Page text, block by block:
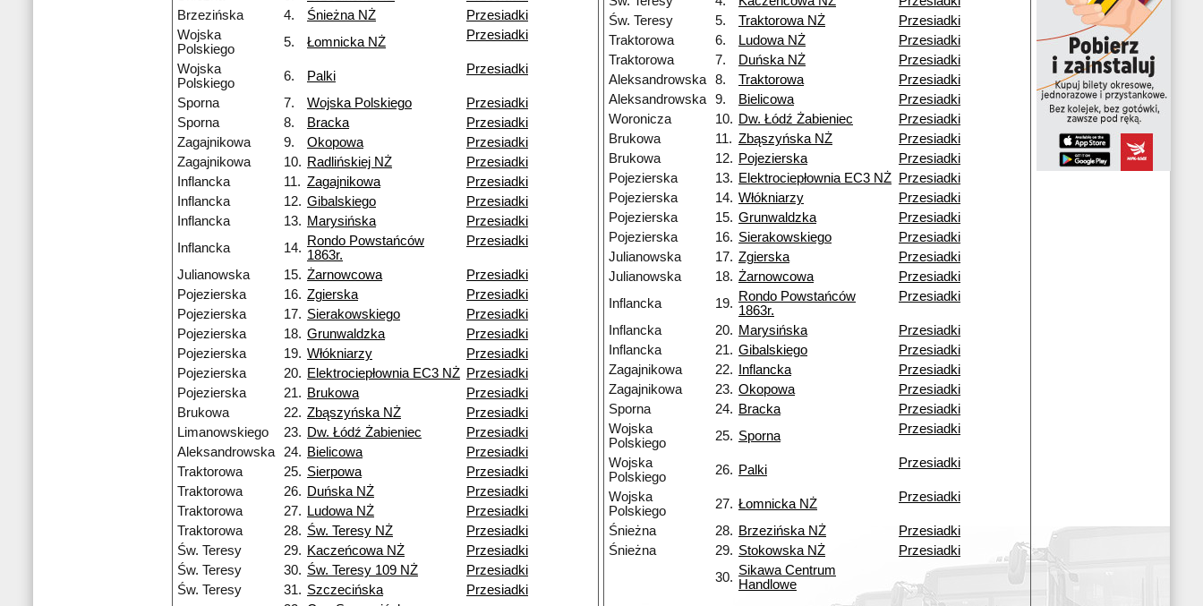
Brzezińska
4. Śnieżna NŻ
Przesiadki
Wojska
Polskiego
5. Łomnicka NŻ Przesiadki
Wojska
Polskiego
6. Palki Przesiadki
Sporna 7. Wojska Polskiego
Przesiadki
Sporna
8. Bracka
Przesiadki
Zagajnikowa
9. Okopowa
Przesiadki
Zagajnikowa
10. Radlińskiej NŻ
Przesiadki
Inflancka
11. Zagajnikowa
Przesiadki
Inflancka
12. Gibalskiego
Przesiadki
Inflancka
13. Marysińska
Przesiadki
Inflancka
14. Rondo Powstańców
1863r.
Przesiadki
Julianowska 15. Żarnowcowa
Przesiadki
Pojezierska
16. Zgierska
Przesiadki
Pojezierska
17. Sierakowskiego
Przesiadki
Pojezierska
18. Grunwaldzka
Przesiadki
Pojezierska
19. Włókniarzy
Przesiadki
Pojezierska
20. Elektrociepłownia EC3 NŻ Przesiadki
Pojezierska
21. Brukowa
Przesiadki
Brukowa
22. Zbąszyńska NŻ
Przesiadki
Limanowskiego
23. Dw. Łódź Żabieniec
Przesiadki
Aleksandrowska
24. Bielicowa
Przesiadki
Traktorowa
25. Sierpowa
Przesiadki
Traktorowa
26. Duńska NŻ
Przesiadki
Traktorowa
27. Ludowa NŻ
Przesiadki
Traktorowa
28. Św. Teresy NŻ
Przesiadki
Św. Teresy
29. Kaczeńcowa NŻ
Przesiadki
Św. Teresy
30. Św. Teresy 109 NŻ
Przesiadki
Św. Teresy
31. Szczecińska
Przesiadki
Św. Teresy
5. Traktorowa NŻ
Przesiadki
Traktorowa
6. Ludowa NŻ
Przesiadki
Traktorowa
7. Duńska NŻ
Przesiadki
Aleksandrowska
8. Traktorowa
Przesiadki
Aleksandrowska
9. Bielicowa
Przesiadki
Woronicza
10. Dw. Łódź Żabieniec
Przesiadki
Brukowa
11. Zbąszyńska NŻ
Przesiadki
Brukowa
12. Pojezierska
Przesiadki
Pojezierska
13. Elektrociepłownia EC3 NŻ
Przesiadki
Pojezierska
14. Włókniarzy
Przesiadki
Pojezierska
15. Grunwaldzka
Przesiadki
Pojezierska
16. Sierakowskiego
Przesiadki
Julianowska
17. Zgierska
Przesiadki
Julianowska
18. Żarnowcowa
Przesiadki
Inflancka
19. Rondo Powstańców
1863r.
Przesiadki
Inflancka 20. Marysińska
Przesiadki
Inflancka
21. Gibalskiego
Przesiadki
Zagajnikowa
22. Inflancka
Przesiadki
Zagajnikowa
23. Okopowa
Przesiadki
Sporna
24. Bracka
Przesiadki
Wojska
Polskiego
25. Sporna Przesiadki
Wojska
Polskiego
26. Palki Przesiadki
Wojska
Polskiego
27. Łomnicka NŻ Przesiadki
Śnieżna 28. Brzezińska NŻ
Przesiadki
Śnieżna
29. Stokowska NŻ
Przesiadki
30. Sikawa Centrum
Handlowe